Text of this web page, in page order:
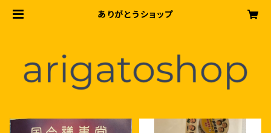
ありがとうショップ